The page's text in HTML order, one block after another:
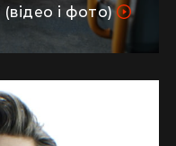
побиття його
і фото)